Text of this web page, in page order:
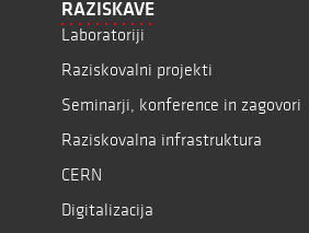
RAZISKAVE
Laboratoriji
Raziskovalni projekti
Seminarji, konference in zagovori
Raziskovalna infrastruktura
CERN
Digitalizacija